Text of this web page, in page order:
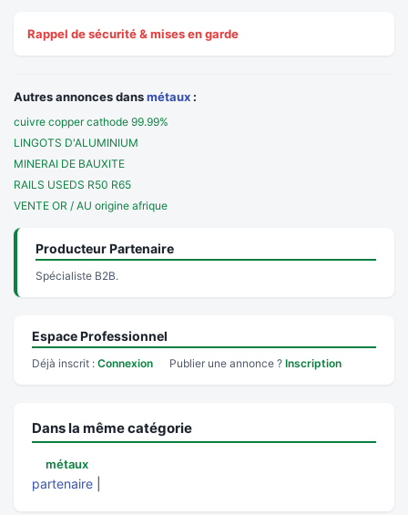
Rappel de sécurité & mises en garde
Autres annonces dansmétaux :
cuivre copper cathode 99.99%
LINGOTS D'ALUMINIUM
MINERAI DE BAUXITE
RAILS USEDS R50 R65
VENTE OR / AU origine afrique
Producteur Partenaire
Spécialiste B2B.
Espace Professionnel
Déjà inscrit : Connexion Publier une annonce ? Inscription
Dans la même catégorie
métaux
partenaire